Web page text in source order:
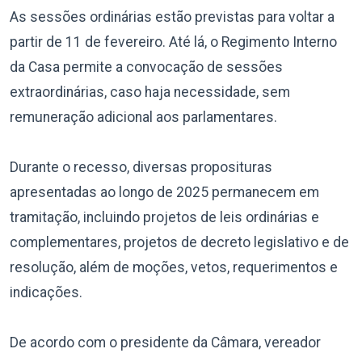
As sessões ordinárias estão previstas para voltar a
partir de 11 de fevereiro. Até lá, o Regimento Interno
da Casa permite a convocação de sessões
extraordinárias, caso haja necessidade, sem
remuneração adicional aos parlamentares.
Durante o recesso, diversas proposituras
apresentadas ao longo de 2025 permanecem em
tramitação, incluindo projetos de leis ordinárias e
complementares, projetos de decreto legislativo e de
resolução, além de moções, vetos, requerimentos e
indicações.
De acordo com o presidente da Câmara, vereador